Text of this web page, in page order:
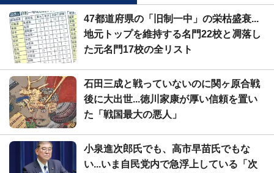
47都道府県の「旧制一中」の栄枯盛衰...
地元トップを維持する名門22校と凋落し
た元名門17校の全リスト
石田三成と戦っていないのに関ヶ原合戦
後に大出世...徳川家康が厚い信頼を置い
た「戦国最大の悪人」
小泉進次郎氏でも、高市早苗氏でもな
い...いま自民党内で急浮上している「次